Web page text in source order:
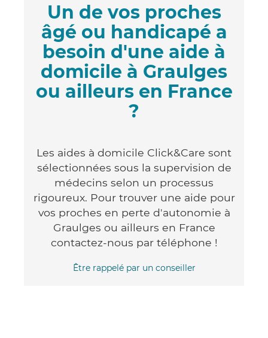
Un de vos proches
âgé ou handicapé a
besoin d'une aide à
domicile à Graulges
ou ailleurs en France
?
Les aides à domicile Click&Care sont
sélectionnées sous la supervision de
médecins selon un processus
rigoureux. Pour trouver une aide pour
vos proches en perte d'autonomie à
Graulges ou ailleurs en France
contactez-nous par téléphone !
Être rappelé par un conseiller